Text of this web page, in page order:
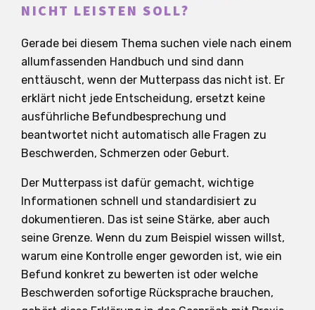
NICHT LEISTEN SOLL?
Gerade bei diesem Thema suchen viele nach einem
allumfassenden Handbuch und sind dann
enttäuscht, wenn der Mutterpass das nicht ist. Er
erklärt nicht jede Entscheidung, ersetzt keine
ausführliche Befundbesprechung und
beantwortet nicht automatisch alle Fragen zu
Beschwerden, Schmerzen oder Geburt.
Der Mutterpass ist dafür gemacht, wichtige
Informationen schnell und standardisiert zu
dokumentieren. Das ist seine Stärke, aber auch
seine Grenze. Wenn du zum Beispiel wissen willst,
warum eine Kontrolle enger geworden ist, wie ein
Befund konkret zu bewerten ist oder welche
Beschwerden sofortige Rücksprache brauchen,